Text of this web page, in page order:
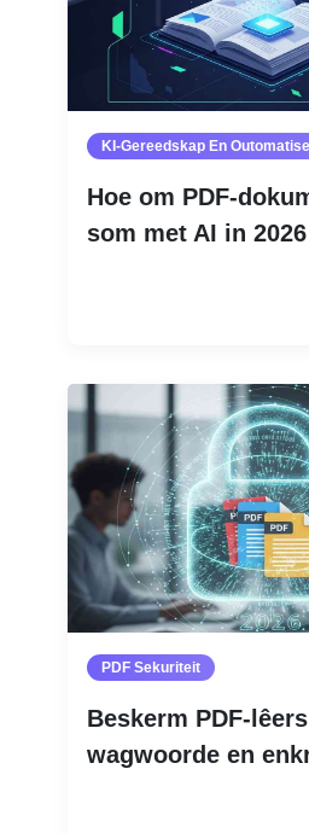
KI-Gereedskap En
Hoe om PDF-
som met AI in 2026
PDF Sekuriteit
Beskerm PDF-
wagwoorde en